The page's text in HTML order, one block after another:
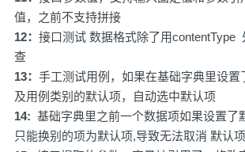
值，之前不支持拼接
12： 接口测试 数据格式除了用contentType
查
13： 手工测试用例，如果在基础字典里设置
及用例类别的默认项，自动选中默认项
14: 基础字典里之前一个数据项如果设置了
只能换别的项为默认项,导致无法取消 默认